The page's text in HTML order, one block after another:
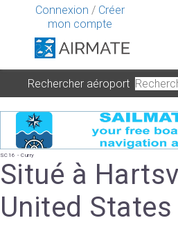
Connexion / Créer
mon compte
Rechercher aéroport
SC16 - Curry
Situé à
United States